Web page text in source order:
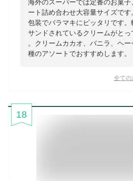
海外のスーパーでは定番のお菓子
ート詰め合わせ大容量サイズで
包装でバラマキにピッタリです
サンドされているクリームがと
。クリームカカオ、バニラ、ヘー
種のアソートでおすすめします。
全ての
18